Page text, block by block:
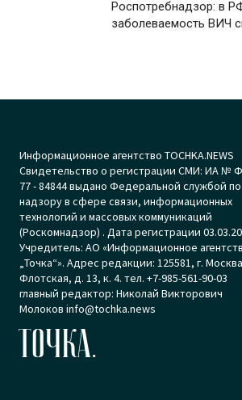
Роспотребнадзор: в
заболеваемость ВИЧ
Информационное агентство TOCHKA.NEWS
Свидетельство о регистрации СМИ: ИА №
77 - 84844 выдано Федеральной службой по
надзору в сфере связи, информационных
технологий и массовых коммуникаций
(Роскомнадзор) . Дата регистрации
Учредитель: АО «Информационное
„Точка“». Адрес редакции: 125581, г.
Флотская, д. 13, к. 4. тел. +7-985-561-90-03
главный редактор: Николай Викторович
Молоков info@tochka.news
ТОЧКА.